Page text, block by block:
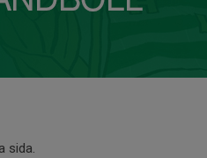
sida.